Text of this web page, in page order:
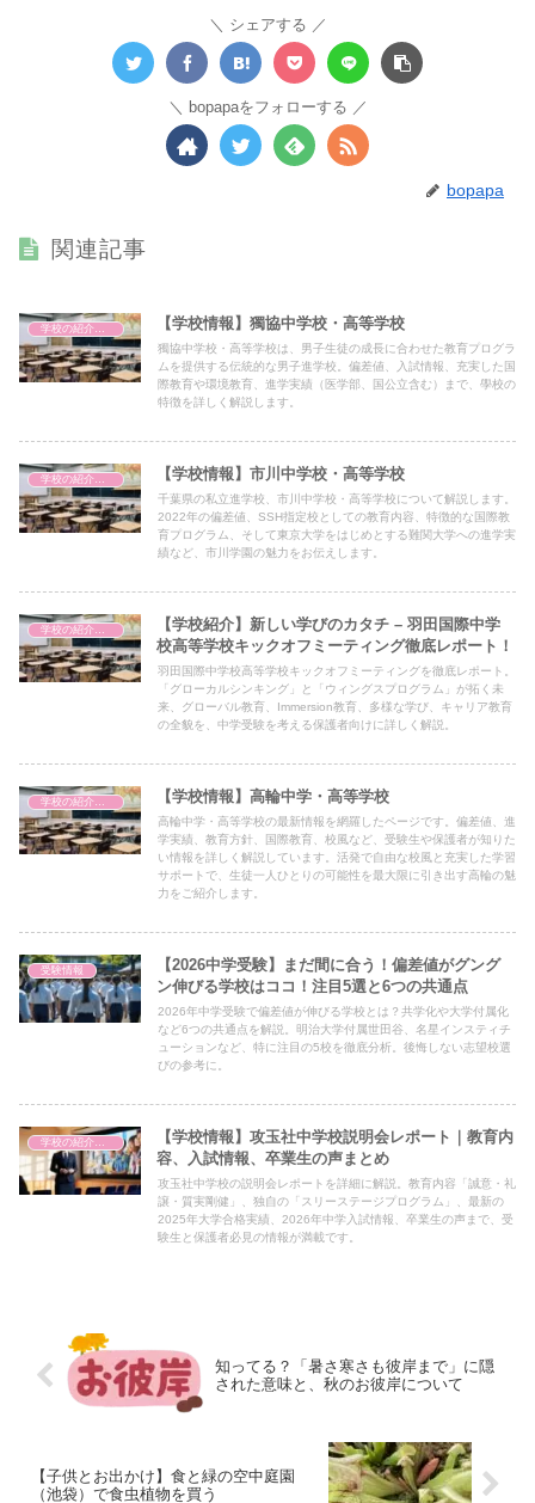
シェアする
bopapaをフォローする
bopapa
関連記事
学校の紹介（備忘録） 【学校情報】獨協中学校・高等学校
獨協中学校・高等学校は、男子生徒の成長に合わせた教育プログラ
ムを提供する伝統的な男子進学校。偏差値、入試情報、充実した国
際教育や環境教育、進学実績（医学部、国公立含む）まで、學校の
特徴を詳しく解説します。
学校の紹介（備忘録） 【学校情報】市川中学校・高等学校
千葉県の私立進学校、市川中学校・高等学校について解説します。
2022年の偏差値、SSH指定校としての教育内容、特徴的な国際教
育プログラム、そして東京大学をはじめとする難関大学への進学実
績など、市川学園の魅力をお伝えします。
学校の紹介（備忘録）
【学校紹介】新しい学びのカタチ – 羽田国際中学
校高等学校キックオフミーティング徹底レポート！
羽田国際中学校高等学校キックオフミーティングを徹底レポート。
「グローカルシンキング」と「ウィングスプログラム」が拓く未
来、グローバル教育、Immersion教育、多様な学び、キャリア教育
の全貌を、中学受験を考える保護者向けに詳しく解説。
【学校情報】高輪中学・高等学校
高輪中学・高等学校の最新情報を網羅したページです。偏差値、進
学実績、教育方針、国際教育、校風など、受験生や保護者が知りた
い情報を詳しく解説しています。活発で自由な校風と充実した学習
サポートで、生徒一人ひとりの可能性を最大限に引き出す高輪の魅
力をご紹介します。
受験情報
【2026中学受験】まだ間に合う！偏差値がグング
ン伸びる学校はココ！注目5選と6つの共通点
2026年中学受験で偏差値が伸びる学校とは？共学化や大学付属化
など6つの共通点を解説。明治大学付属世田谷、名星インスティチ
ューションなど、特に注目の5校を徹底分析。後悔しない志望校選
びの参考に。
【学校情報】攻玉社中学校説明会レポート｜教育内
容、入試情報、卒業生の声まとめ
攻玉社中学校の説明会レポートを詳細に解説。教育内容「誠意・礼
譲・質実剛健」、独自の「スリーステージプログラム」、最新の
2025年大学合格実績、2026年中学入試情報、卒業生の声まで、受
験生と保護者必見の情報が満載です。
知ってる？「暑さ寒さも彼岸まで」に隠
された意味と、秋のお彼岸について
【子供とお出かけ】食と緑の空中庭園
（池袋）で食虫植物を買う